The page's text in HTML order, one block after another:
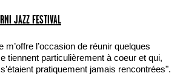
JAZZ FESTIVAL
m’offre l’occasion de réunir quelques
tiennent particulièrement à coeur et qui,
pratiquement jamais rencontrées".